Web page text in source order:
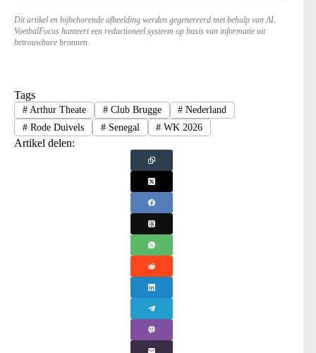
Dit artikel en bijbehorende afbeelding werden gegenereerd met behulp van AI.
VoetbalFocus hanteert een redactioneel systeem op basis van informatie uit
betrouwbare bronnen.
Tags
#Arthur Theate #Club Brugge # Nederland
#Rode Duivels #Senegal # WK 2026
Artikel delen: